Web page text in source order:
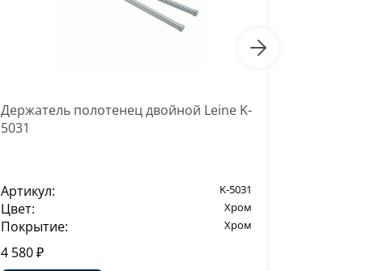
Держатель полотенец двойной Leine K-
5031
Артикул: K-5031
Цвет: Хром
Покрытие: Хром
4 580 ₽